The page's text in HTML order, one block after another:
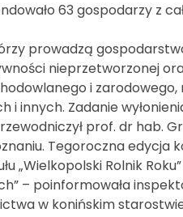
63 gospodarzy z
prowadzą
nieprzetworzonej
i zarodowego,
i innych. Zadanie
prof. dr hab.
Tegoroczna edycja
„Wielkopolski Rolnik
– poinformowała
w konińskim